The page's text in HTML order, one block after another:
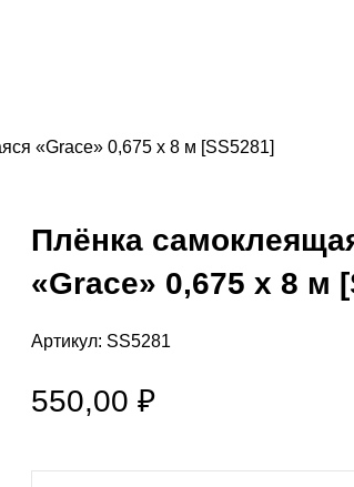
«Grace» 0,675 х 8 м [SS5281]
Плёнка
«Grace» 0,675 х 8 м
Артикул: SS5281
550,00 ₽